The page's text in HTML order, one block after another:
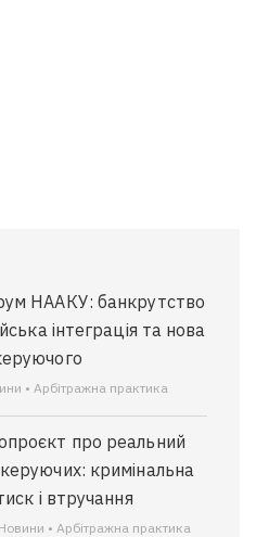
НААКУ: банкрутство
інтеграція та нова
• Арбітражна практика
про реальний
кримінальна
і втручання
• Арбітражна практика